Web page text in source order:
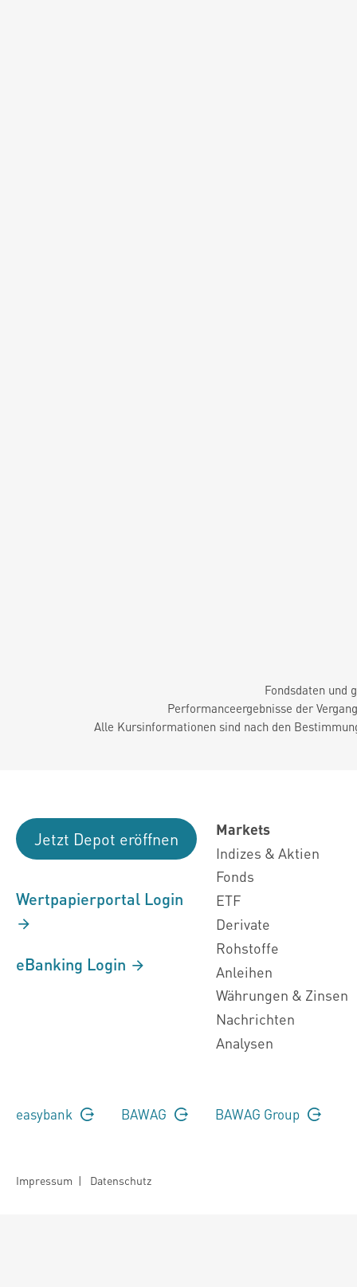
Fondsdaten und
Performanceergebnisse der
Alle Kursinformationen sind nach den
Jetzt Depot eröffnen
Wertpapierportal Login
eBanking Login
Markets
Indizes & Aktien
Fonds
ETF
Derivate
Rohstoffe
Anleihen
Währungen & Zinsen
Nachrichten
Analysen
easybank BAWAG BAWAG Group
Impressum | Datenschutz